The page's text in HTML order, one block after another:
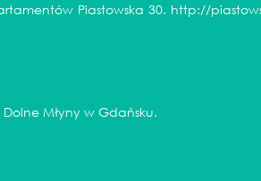
Piastowska 30. http://
Młyny w Gdańsku.